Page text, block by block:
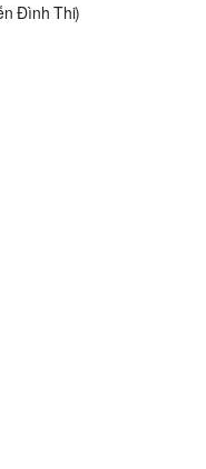
Đình Thi)